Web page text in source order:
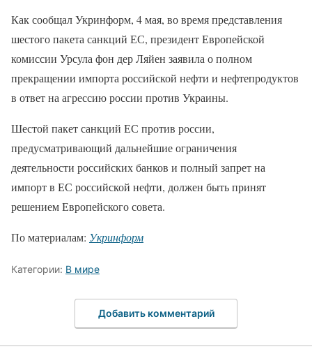
Как сообщал Укринформ, 4 мая, во время представления
шестого пакета санкций ЕС, президент Европейской
комиссии Урсула фон дер Ляйен заявила о полном
прекращении импорта российской нефти и нефтепродуктов
в ответ на агрессию россии против Украины.
Шестой пакет санкций ЕС против россии,
предусматривающий дальнейшие ограничения
деятельности российских банков и полный запрет на
импорт в ЕС российской нефти, должен быть принят
решением Европейского совета.
По материалам: Укринформ
Категории: В мире
Добавить комментарий